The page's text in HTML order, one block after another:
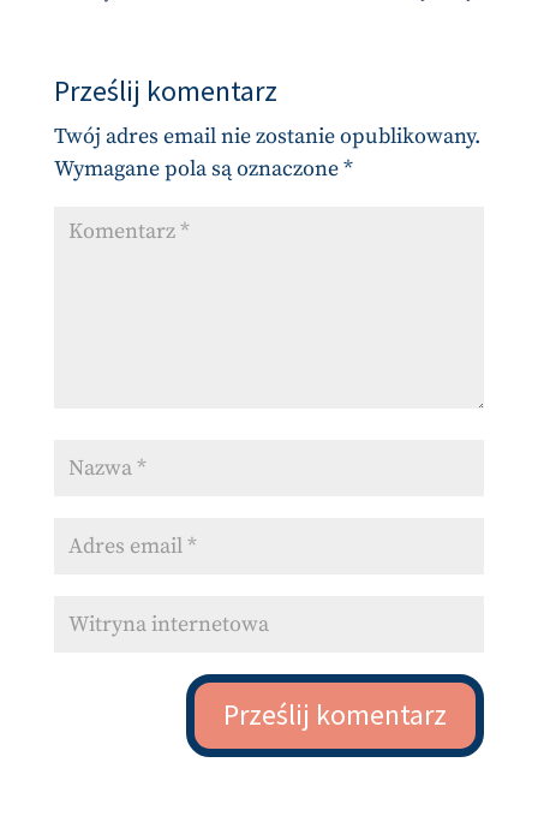
Prześlij komentarz
Twój adres email nie zostanie opublikowany.
Wymagane pola są oznaczone*